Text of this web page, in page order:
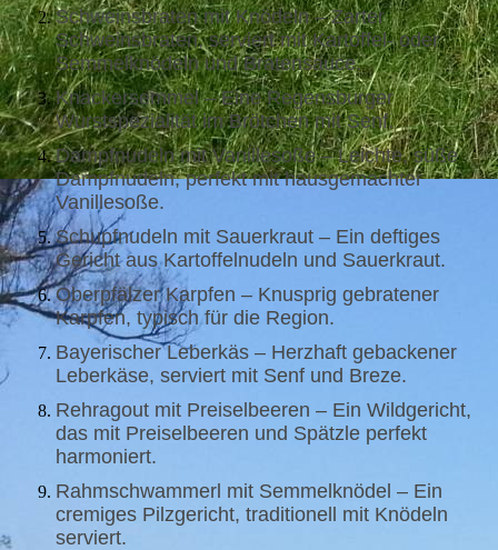
Schweinsbraten mit Knödeln – Zarter
Schweinsbraten, serviert mit Kartoffel- oder
Semmelknödeln und Bratensauce.
Knackersemmel – Eine Regensburger
Wurstspezialität im Brötchen mit Senf.
Dampfnudeln mit Vanillesoße – Leichte, süße
Dampfnudeln, perfekt mit hausgemachter
Vanillesoße.
Schupfnudeln mit Sauerkraut – Ein deftiges
Gericht aus Kartoffelnudeln und Sauerkraut.
Oberpfälzer Karpfen – Knusprig gebratener
Karpfen, typisch für die Region.
Bayerischer Leberkäs – Herzhaft gebackener
Leberkäse, serviert mit Senf und Breze.
Rehragout mit Preiselbeeren – Ein Wildgericht,
das mit Preiselbeeren und Spätzle perfekt
harmoniert.
Rahmschwammerl mit Semmelknödel – Ein
cremiges Pilzgericht, traditionell mit Knödeln
serviert.